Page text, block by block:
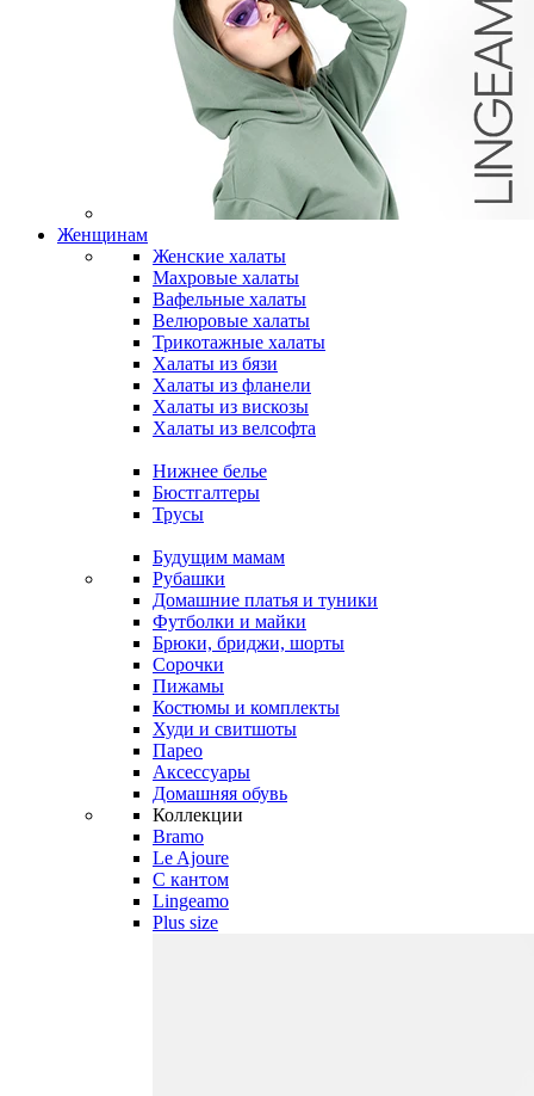
Женщинам
Женские халаты
Махровые халаты
Вафельные халаты
Велюровые халаты
Трикотажные халаты
Халаты из бязи
Халаты из фланели
Халаты из вискозы
Халаты из велсофта
Нижнее белье
Бюстгалтеры
Трусы
Будущим мамам
Рубашки
Домашние платья и туники
Футболки и майки
Брюки, бриджи, шорты
Сорочки
Пижамы
Костюмы и комплекты
Худи и свитшоты
Парео
Аксессуары
Домашняя обувь
Коллекции
Bramo
Le Ajoure
С кантом
Lingeamo
Plus size